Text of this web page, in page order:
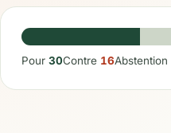
Pour 30Contre 16Abstention